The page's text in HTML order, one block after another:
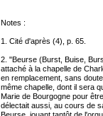
Notes :
1. Cité d'après (4), p. 65.
2. "Beurse (Burst, Buise,
attaché à la chapelle de
en remplacement, sans
même chapelle, dont il sera
Marie de Bourgogne pour
délectait aussi, au cours de